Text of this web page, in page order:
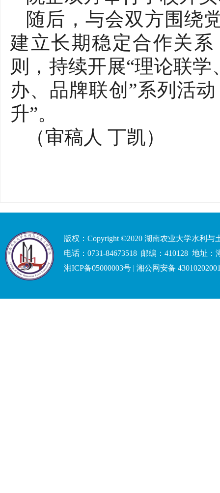
随后，与会双方围绕
建立长期稳定合作关系
则，持续开展“理论联
办、品牌联创”系列活
升”。
（审稿人 丁凯）
版权：Copyright ©2020 湖南农业大学水利与
电话：0731-84673518 邮编：410128 地址
湘ICP备05000003号 | 湘公网安备